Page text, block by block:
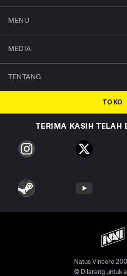
MENU
MEDIA
TENTANG
TOKO
TERIMA KASIH TELAH
Natus Vincere
© Dilarang untuk